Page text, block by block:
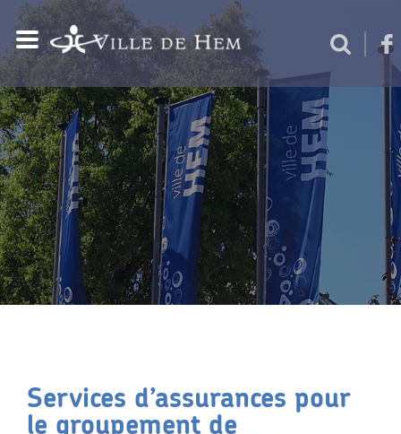
Services d’assurances pour
le groupement de